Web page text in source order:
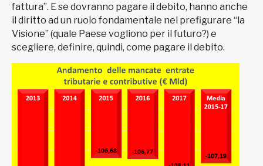
fattura”. E se dovranno pagare il debito, hanno anche
il diritto ad un ruolo fondamentale nel prefigurare “la
Visione” (quale Paese vogliono per il futuro?) e
scegliere, definire, quindi, come pagare il debito.